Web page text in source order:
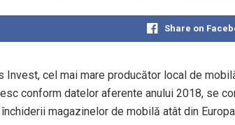
Share on
Invest, cel mai mare producător local de
conform datelor aferente anului 2018, se
magazinelor de mobilă atât din